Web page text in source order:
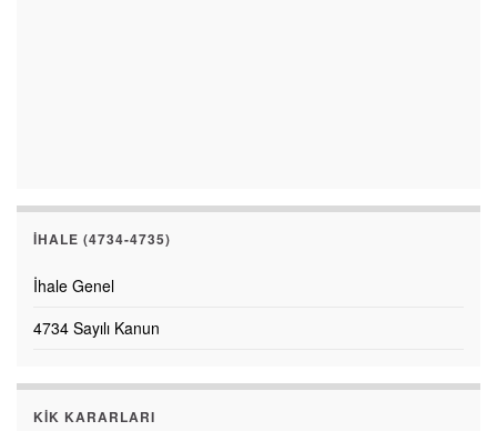
İHALE (4734-4735)
İhale Genel
4734 Sayılı Kanun
KİK KARARLARI